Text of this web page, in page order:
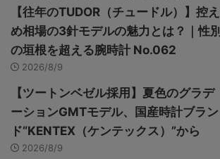
【往年のTUDOR（チュードル）】控え
め相場の3針モデルの魅力とは？｜性別
の垣根を超える腕時計 No.062
2026/8/9
【ツートンベゼル採用】夏色のグラデ
ーションGMTモデル、国産時計ブラン
ド“KENTEX（ケンテックス）”から
2026/8/9